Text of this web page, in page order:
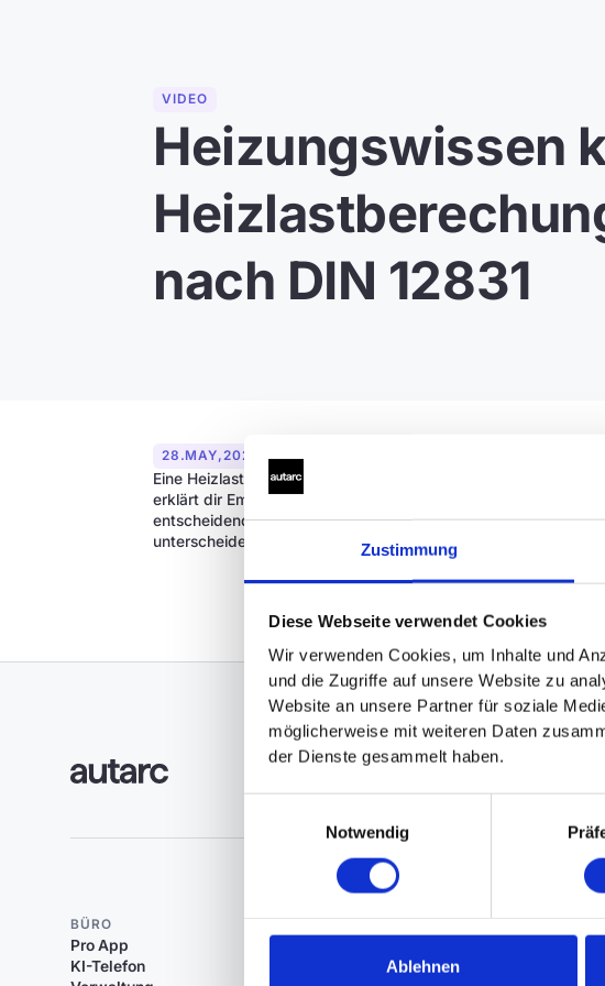
Zustimmung
Diese Webseite verwendet Cookies
Wir verwenden Cookies, um Inhalte und
und die Zugriffe auf unsere Website zu
Website an unsere Partner für soziale
möglicherweise mit weiteren Daten
der Dienste gesammelt haben.
Notwendig
Ablehnen
VIDEO
Heizungswissen
nach DIN 12831
28 .MAY,2025
Eine Heizlast ist nicht gleich eine Heizlast – je nachdem, wie
erklärt dir Emanuel, worin der Unterschied zwischen einer
entscheidend für Planung, Effizienz und Förderung ist. Wie
unterscheidet die überschlägige Heizlastberechnung von der
BÜRO
Pro App
KI-Telefon
Baudokumentation